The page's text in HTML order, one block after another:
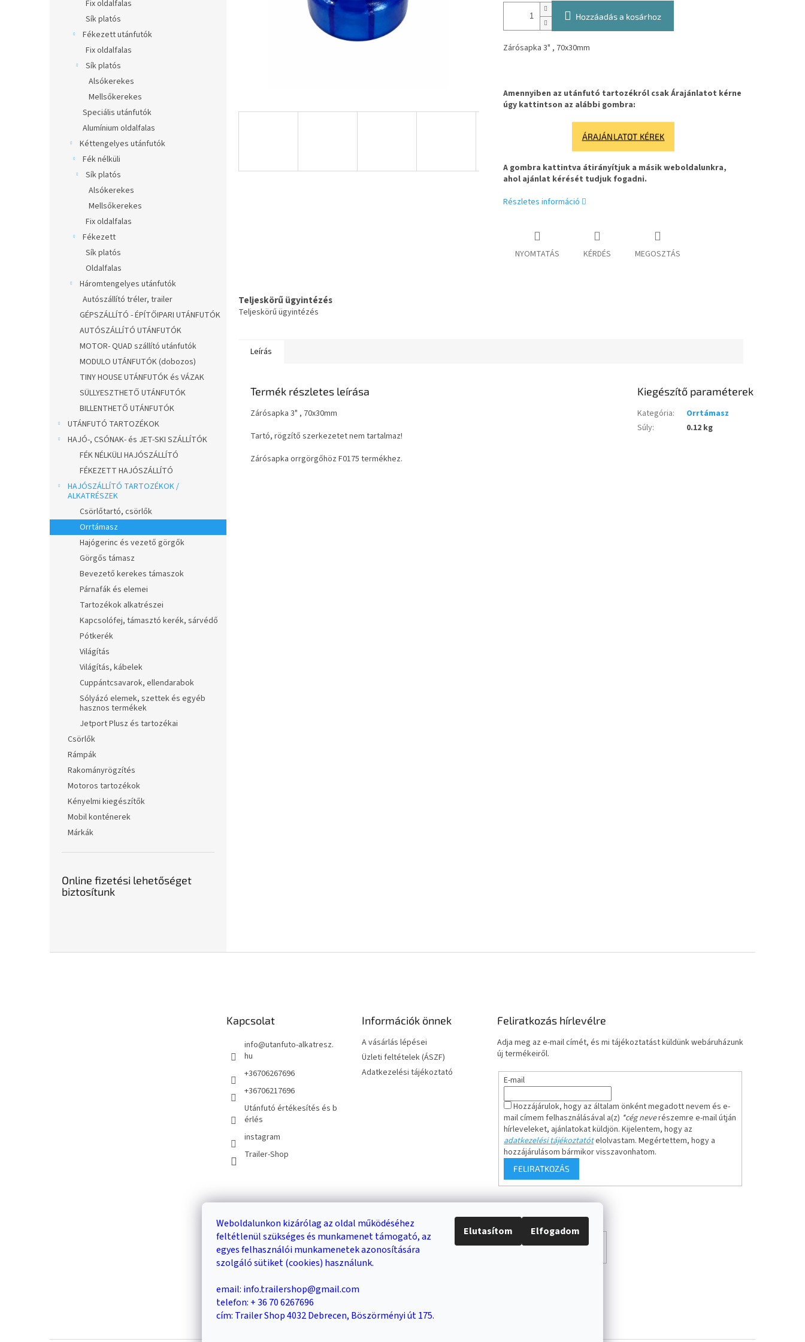
Weboldalunkon kizárólag az oldal működéséhez
feltétlenül szükséges és munkamenet támogató, az
egyes felhasználói munkamenetek azonosítására
szolgáló sütiket (cookies) használunk.
email: info.trailershop@gmail.com
telefon: + 36 70 6267696
cím: Trailer Shop 4032 Debrecen, Böszörményi út 175.
Elutasítom Elfogadom
Fix oldalfalas
Sík platós
Fékezett utánfutók
Fix oldalfalas
Sík platós
Alsókerekes
Mellsőkerekes
Speciális utánfutók
Alumínium oldalfalas
Kéttengelyes utánfutók
Fék nélküli
Sík platós
Alsókerekes
Mellsőkerekes
Fix oldalfalas
Fékezett
Sík platós
Oldalfalas
Háromtengelyes utánfutók
Autószállító tréler, trailer
GÉPSZÁLLÍTÓ - ÉPÍTŐIPARI UTÁNFUTÓK
AUTÓSZÁLLÍTÓ UTÁNFUTÓK
MOTOR- QUAD szállító utánfutók
MODULO UTÁNFUTÓK (dobozos)
TINY HOUSE UTÁNFUTÓK és VÁZAK
SÜLLYESZTHETŐ UTÁNFUTÓK
BILLENTHETŐ UTÁNFUTÓK
UTÁNFUTÓ TARTOZÉKOK
HAJÓ-, CSÓNAK- és JET-SKI SZÁLLÍTÓK
FÉK NÉLKÜLI HAJÓSZÁLLÍTÓ
FÉKEZETT HAJÓSZÁLLÍTÓ
HAJÓSZÁLLÍTÓ TARTOZÉKOK /
ALKATRÉSZEK
Csörlőtartó, csörlők
Orrtámasz
Hajógerinc és vezető görgők
Görgős támasz
Bevezető kerekes támaszok
Párnafák és elemei
Tartozékok alkatrészei
Kapcsolófej, támasztó kerék, sárvédő
Pótkerék
Világítás
Világítás, kábelek
Cuppántcsavarok, ellendarabok
Sólyázó elemek, szettek és egyéb
hasznos termékek
Jetport Plusz és tartozékai
Csörlők
Rámpák
Rakományrögzítés
Motoros tartozékok
Kényelmi kiegészítők
Mobil konténerek
Márkák
Online fizetési lehetőséget
biztosítunk
Hozzáadás a kosárhoz
Zárósapka 3" , 70x30mm
Amennyiben az utánfutó tartozékról csak Árajánlatot kérne
úgy kattintson az alábbi gombra:
ÁRAJÁNLATOT KÉREK
A gombra kattintva átirányítjuk a másik weboldalunkra,
ahol ajánlat kérését tudjuk fogadni.
Részletes információ
NYOMTATÁS KÉRDÉS MEGOSZTÁS
Teljeskörű ügyintézés
Teljeskörű ügyintézés
Leírás
Termék részletes leírása
Zárósapka 3" , 70x30mm
Tartó, rögzítő szerkezetet nem tartalmaz!
Zárósapka orrgörgőhöz F0175 termékhez.
Kiegészítő paraméterek
Kategória:
Orrtámasz
Súly: 0.12 kg
Kapcsolat
info@utanfuto-alkatresz.
hu
+36706267696
+36706217696
Utánfutó értékesítés és b
érlés
instagram
Trailer-Shop
Információk önnek
A vásárlás lépései
Üzleti feltételek (ÁSZF)
Adatkezelési tájékoztató
Feliratkozás hírlevélre
Adja meg az e-mail címét, és mi tájékoztatást küldünk webáruházunk
új termékeiről.
E-mail
Hozzájárulok, hogy az általam önként megadott nevem és e-
mail címem felhasználásával a(z) *cég neverészemre e-mail útján
hírleveleket, ajánlatokat küldjön. Kijelentem, hogy az
adatkezelési tájékoztatótelolvastam. Megértettem, hogy a
hozzájárulásom bármikor visszavonhatom.
FELIRATKOZÁS
0DB /0 FT KERESÉS
Trailer-Shop